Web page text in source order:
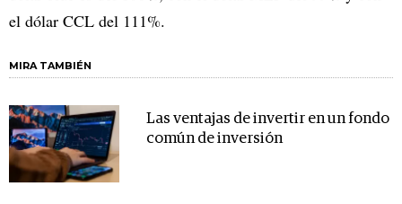
el dólar CCL del 111%.
MIRA TAMBIÉN
Las ventajas de invertir en un fondo
común de inversión